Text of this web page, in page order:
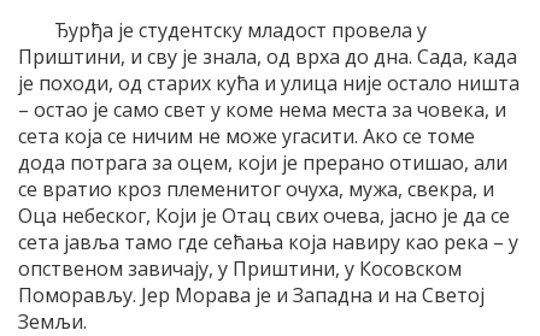
Ђурђа је студентску младост провела у
Приштини, и сву је знала, од врха до дна. Сада, када
је походи, од старих кућа и улица није остало ништа
– остао је само свет у коме нема места за човека, и
сета која се ничим не може угасити. Ако се томе
дода потрага за оцем, који је прерано отишао, али
се вратио кроз племенитог очуха, мужа, свекра, и
Оца небеског, Који је Отац свих очева, јасно је да се
сета јавља тамо где сећања која навиру као река – у
опственом завичају, у Приштини, у Косовском
Поморављу. Јер Морава је и Западна и на Светој
Земљи.